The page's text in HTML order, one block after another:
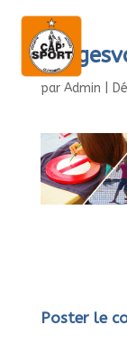
par Admin
Poster le